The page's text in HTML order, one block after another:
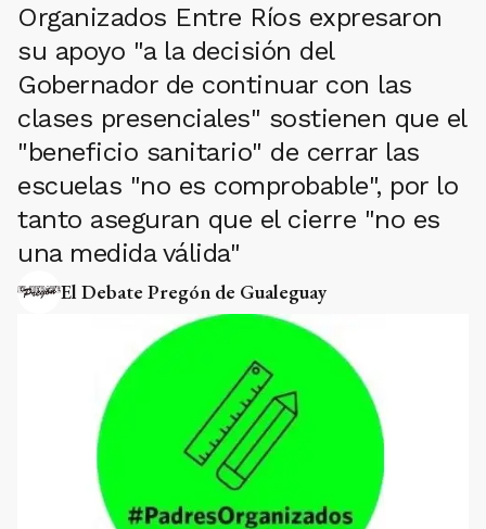
Organizados Entre Ríos expresaron
su apoyo "a la decisión del
Gobernador de continuar con las
clases presenciales" sostienen que el
"beneficio sanitario" de cerrar las
escuelas "no es comprobable", por lo
tanto aseguran que el cierre "no es
una medida válida"
El Debate Pregón de Gualeguay